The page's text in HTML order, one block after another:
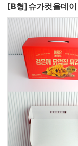
[B형]슈가컷올데이